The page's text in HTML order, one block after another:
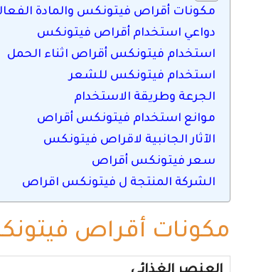
مكونات أقراص فيتونكس والمادة
دواعي استخدام أقراص فيتونكس
استخدام فيتونكس أقراص اثناء الحمل
استخدام فيتونكس للشعر
الجرعة وطريقة الاستخدام
موانع استخدام فيتونكس أقراص
الآثار الجانبية لاقراص فيتونكس
سعر فيتونكس أقراص
الشركة المنتجة ل فيتونكس اقراص
مكونات أقراص